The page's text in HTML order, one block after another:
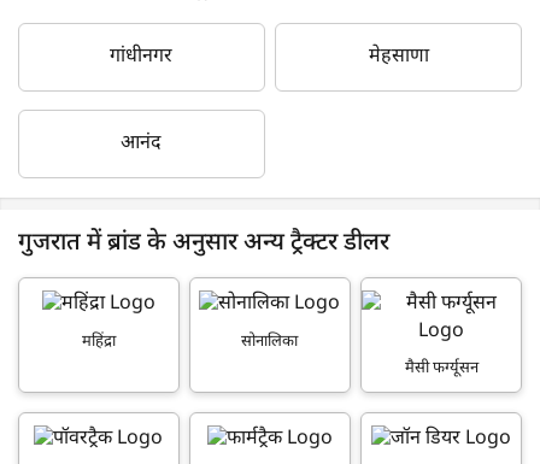
गांधीनगर मेहसाणा
आनंद
गुजरात में ब्रांड के अनुसार अन्य ट्रैक्टर डीलर
महिंद्रा
सोनालिका
मैसी फर्ग्यूसन